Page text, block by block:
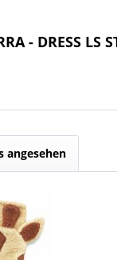
DRESS LS
angesehen